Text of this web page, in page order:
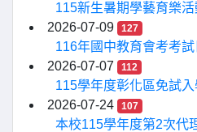
115新生暑期學藝育樂
2026-07-09
127
116年國中教育會考考試
2026-07-07
112
115學年度彰化區免試
2026-07-24
107
本校115學年度第2次代